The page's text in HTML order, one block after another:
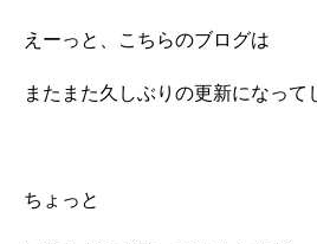
えーっと、こちらのブログは
またまた久しぶりの更新になって
ちょっと